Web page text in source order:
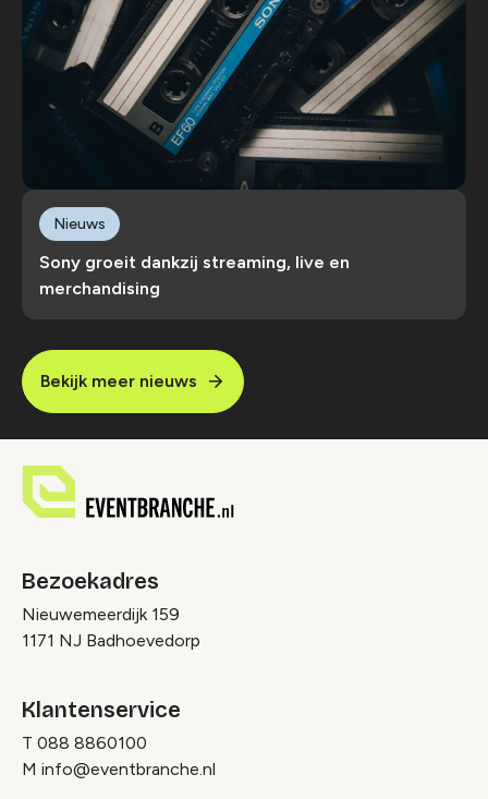
Sony groeit dankzij streaming, live en
merchandising
Nieuws
Bekijk meer nieuws
Bezoekadres
Nieuwemeerdijk 159
1171 NJ Badhoevedorp
Klantenservice
T 088 8860100
M info@eventbranche.nl